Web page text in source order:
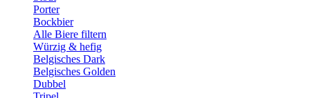
Porter
Bockbier
Alle Biere filtern
Würzig & hefig
Belgisches Dark
Belgisches Golden
Dubbel